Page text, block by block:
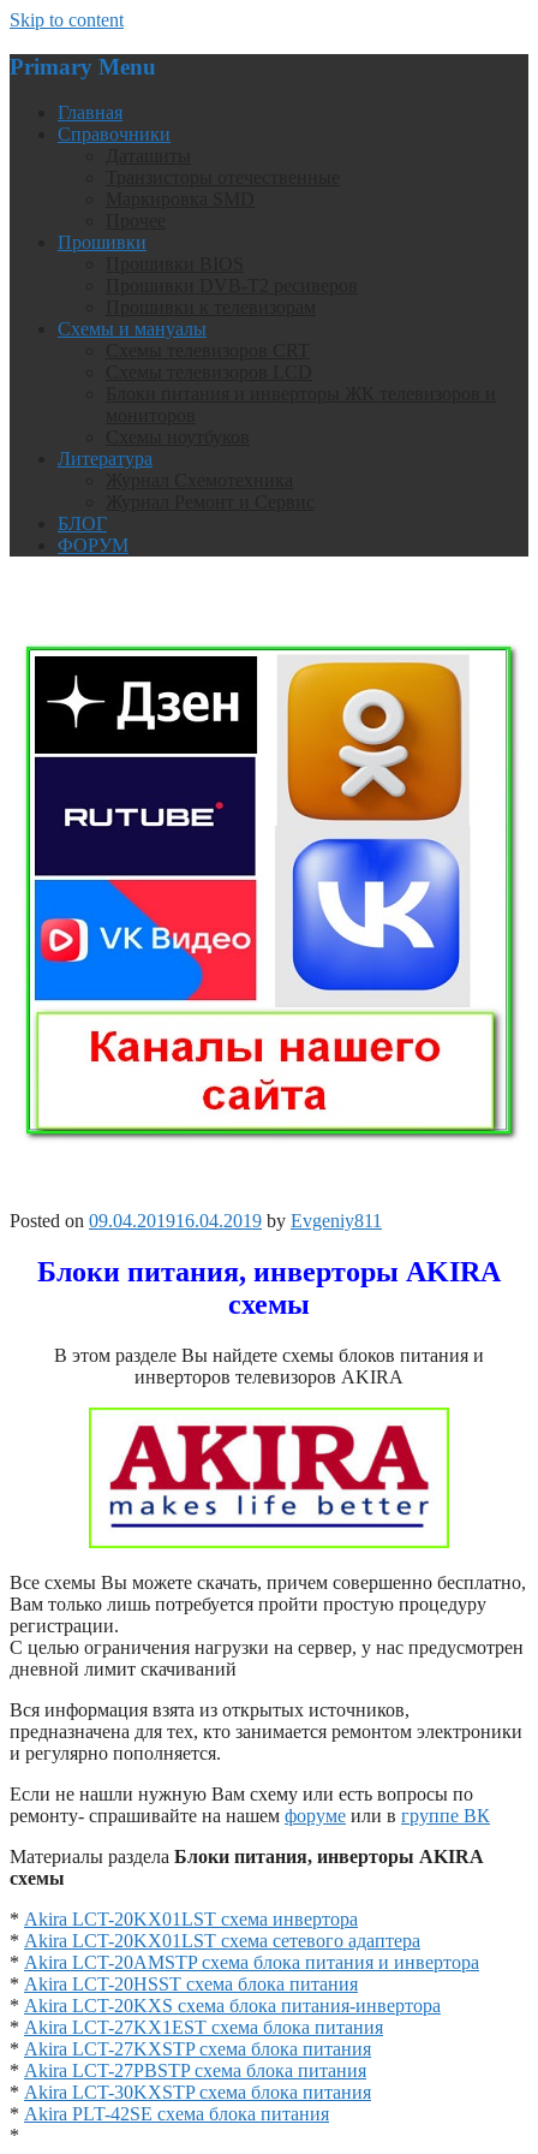
Skip to content
Primary Menu
Главная
Справочники
Прошивки
Схемы и мануалы
Литература
БЛОГ
ФОРУМ
Posted on 09.04.201916.04.2019 by Evgeniy811
Блоки питания, инверторы AKIRA
схемы
В этом разделе Вы найдете схемы блоков питания и
инверторов телевизоров AKIRA
Все схемы Вы можете скачать, причем совершенно бесплатно,
Вам только лишь потребуется пройти простую процедуру
регистрации.
С целью ограничения нагрузки на сервер, у нас предусмотрен
дневной лимит скачиваний
Вся информация взята из открытых источников,
предназначена для тех, кто занимается ремонтом электроники
и регулярно пополняется.
Если не нашли нужную Вам схему или есть вопросы по
ремонту- спрашивайте на нашем форуме или в группе ВК
Материалы раздела Блоки питания, инверторы AKIRA
схемы
* Akira LCT-20KX01LST схема инвертора
* Akira LCT-20KX01LST схема сетевого адаптера
* Akira LCT-20AMSTP схема блока питания и инвертора
* Akira LCT-20HSST схема блока питания
* Akira LCT-20KXS схема блока питания-инвертора
* Akira LCT-27KX1EST схема блока питания
* Akira LCT-27KXSTP схема блока питания
* Akira LCT-27PBSTP схема блока питания
* Akira LCT-30KXSTP схема блока питания
* Akira PLT-42SE схема блока питания
*